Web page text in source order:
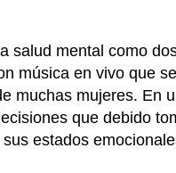
salud mental como
música en vivo que se
muchas mujeres. En
que debido
estados